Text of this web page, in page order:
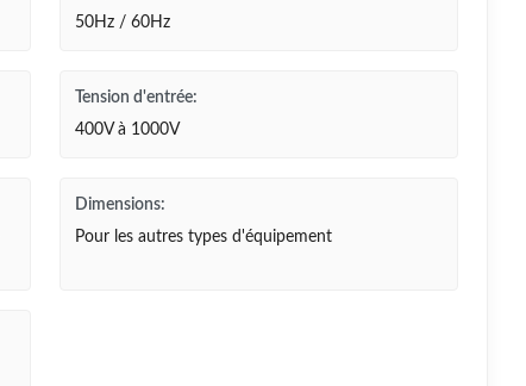
50Hz / 60Hz
Tension d'entrée:
400V à 1000V
Dimensions:
Pour les autres types d'équipement